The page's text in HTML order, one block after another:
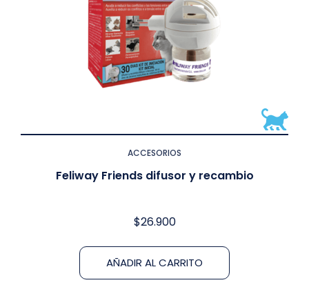
ACCESORIOS
Feliway Friends difusor y recambio
$26.900
AÑADIR AL CARRITO